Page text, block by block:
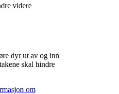
videre
dyr ut av og inn
skal hindre
om